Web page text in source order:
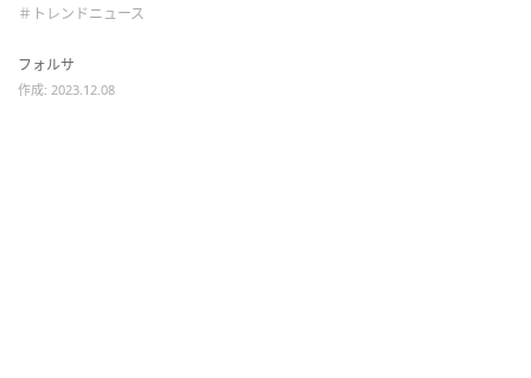
＃トレンドニュース
フォルサ
作成: 2023.12.08